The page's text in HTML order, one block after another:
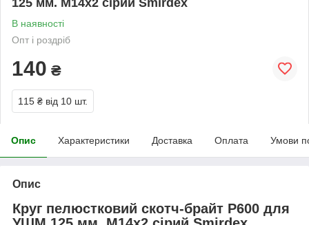
В наявності
Опт і роздріб
140 ₴
115 ₴ від 10 шт.
Опис Характеристики Доставка Оплата Умови
Опис
Круг пелюстковий скотч-брайт P600 для